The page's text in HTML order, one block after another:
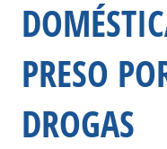
PRESO
DROGAS